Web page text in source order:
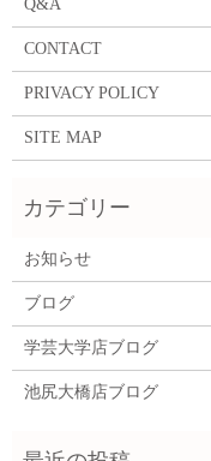
Q&A
CONTACT
PRIVACY POLICY
SITE MAP
お知らせ
ブログ
学芸大学店ブログ
池尻大橋店ブログ